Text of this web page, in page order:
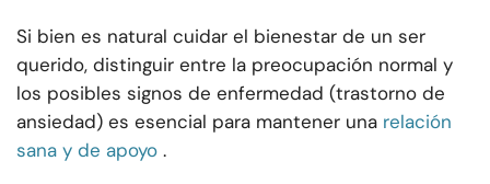
Si bien es natural cuidar el bienestar de un ser
querido, distinguir entre la preocupación normal y
los posibles signos de enfermedad (trastorno de
ansiedad) es esencial para mantener una relación
sana y de apoyo .